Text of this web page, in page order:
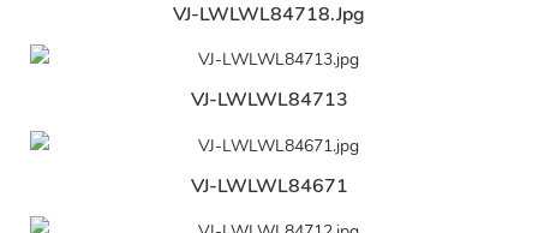
VJ-LWLWL84718.jpg
VJ-LWLWL84713
VJ-LWLWL84671